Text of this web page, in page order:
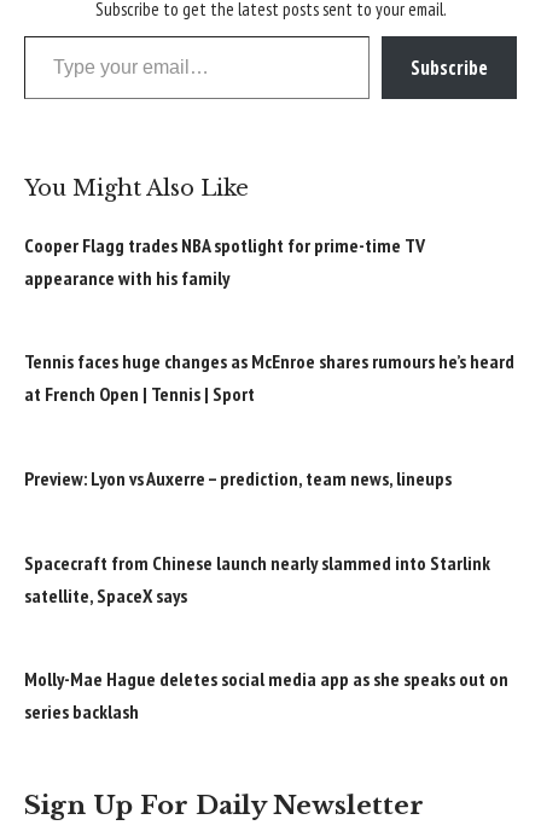
Subscribe to get the latest posts sent to your email.
Type your email…
Subscribe
You Might Also Like
Cooper Flagg trades NBA spotlight for prime-time TV
appearance with his family
Tennis faces huge changes as McEnroe shares rumours he’s heard
at French Open | Tennis | Sport
Preview: Lyon vs Auxerre – prediction, team news, lineups
Spacecraft from Chinese launch nearly slammed into Starlink
satellite, SpaceX says
Molly-Mae Hague deletes social media app as she speaks out on
series backlash
Sign Up For Daily Newsletter